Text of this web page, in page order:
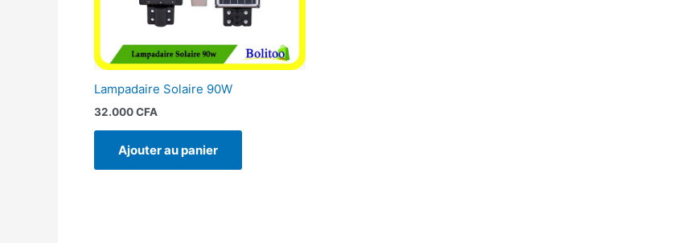
Lampadaire Solaire 90W
32.000CFA
Ajouter au panier